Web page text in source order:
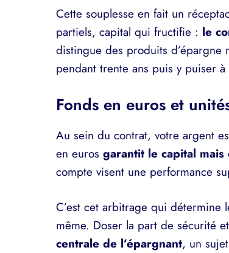
Cette souplesse en fait un
partiels, capital qui fructifie : le
distingue des produits d’épargne
pendant trente ans puis y puiser
Fonds en euros et
Au sein du contrat, votre argent
en euros garantit le capital
compte visent une performance
C’est cet arbitrage qui détermine
même. Doser la part de sécurité
centrale de l’épargnant, un